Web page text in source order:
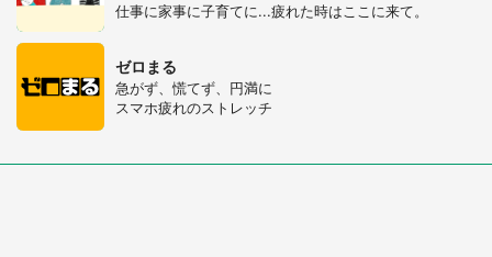
仕事に家事に子育てに...疲れた時はここに来て。
ゼロまる
急がず、慌てず、円満に
スマホ疲れのストレッチ